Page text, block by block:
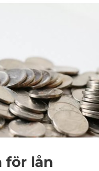
för lån